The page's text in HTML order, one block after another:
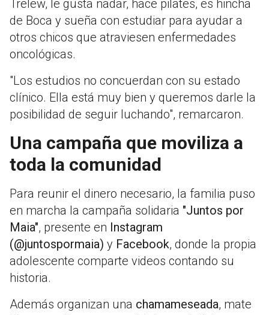
Trelew, le gusta nadar, hace pilates, es hincha
de Boca y sueña con estudiar para ayudar a
otros chicos que atraviesen enfermedades
oncológicas.
"Los estudios no concuerdan con su estado
clínico. Ella está muy bien y queremos darle la
posibilidad de seguir luchando", remarcaron.
Una campaña que moviliza a
toda la comunidad
Para reunir el dinero necesario, la familia puso
en marcha la campaña solidaria "Juntos por
Maia", presente en Instagram
(@juntospormaia) y Facebook, donde la propia
adolescente comparte videos contando su
historia.
Además organizan una chamameseada, mate